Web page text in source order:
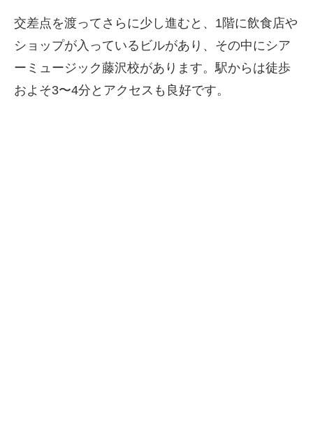
交差点を渡ってさらに少し進むと、1階に飲食店や
ショップが入っているビルがあり、その中にシア
ーミュージック藤沢校があります。駅からは徒歩
およそ3〜4分とアクセスも良好です。